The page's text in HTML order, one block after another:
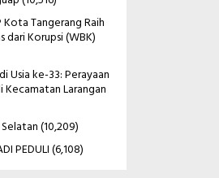
Kota Tangerang Raih
dari Korupsi (WBK)
Usia ke-33: Perayaan
Larangan
(10,209)
PEDULI(6,108)